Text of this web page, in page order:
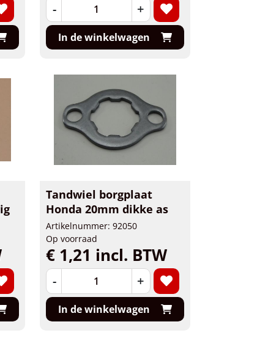
- +
In de winkelwagen
Tandwiel borgplaat
Honda 20mm dikke as
Artikelnummer: 92050
Op voorraad
€ 1,21 incl. BTW
- +
In de winkelwagen